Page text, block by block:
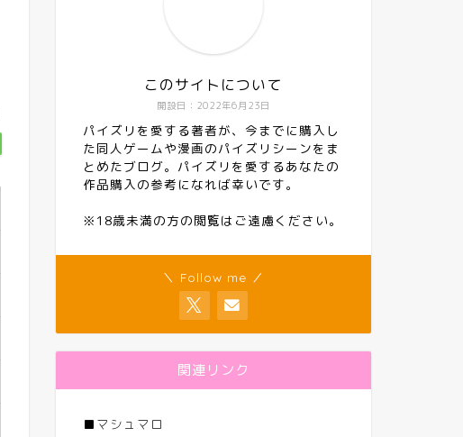
開設日：2022年6月23日
このサイトについて
パイズリを愛する著者が、今までに購入し
た同人ゲームや漫画のパイズリシーンをま
とめたブログ。パイズリを愛するあなたの
作品購入の参考になれば幸いです。
※18歳未満の方の閲覧はご遠慮ください。
＼ Follow me ／
関連リンク
■ マシュマロ